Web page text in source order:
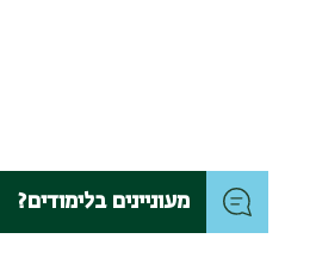
מעוניינים בלימודים?